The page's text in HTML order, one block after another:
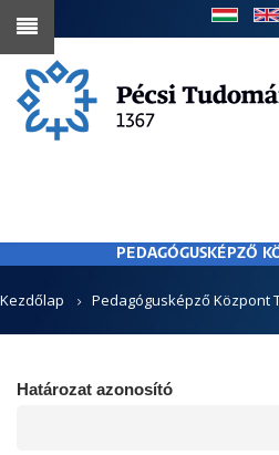
Ugrás
tartalomra
PEDAGÓGUSKÉPZŐ
Kezdőlap Pedagógusképző Központ
Határozat azonosító